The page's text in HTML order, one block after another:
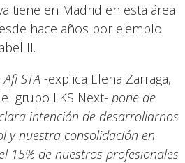
tiene en Madrid en esta área
hace años por ejemplo
II.
Afi STA -explica Elena Zarraga,
grupo LKS Next- pone de
intención de desarrollarnos
y nuestra consolidación en
15% de nuestros profesionales